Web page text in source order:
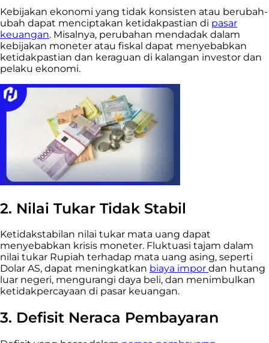
Kebijakan ekonomi yang tidak konsisten atau berubah-
ubah dapat menciptakan ketidakpastian di pasar
keuangan. Misalnya, perubahan mendadak dalam
kebijakan moneter atau fiskal dapat menyebabkan
ketidakpastian dan keraguan di kalangan investor dan
pelaku ekonomi.
2. Nilai Tukar Tidak Stabil
Ketidakstabilan nilai tukar mata uang dapat
menyebabkan krisis moneter. Fluktuasi tajam dalam
nilai tukar Rupiah terhadap mata uang asing, seperti
Dolar AS, dapat meningkatkan biaya impor dan hutang
luar negeri, mengurangi daya beli, dan menimbulkan
ketidakpercayaan di pasar keuangan.
3. Defisit Neraca Pembayaran